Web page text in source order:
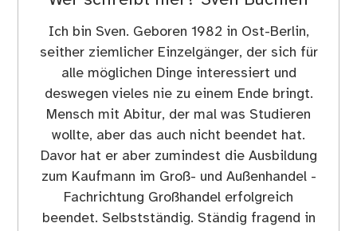
Ich bin Sven. Geboren 1982 in Ost-Berlin,
seither ziemlicher Einzelgänger, der sich für
alle möglichen Dinge interessiert und
deswegen vieles nie zu einem Ende bringt.
Mensch mit Abitur, der mal was Studieren
wollte, aber das auch nicht beendet hat.
Davor hat er aber zumindest die Ausbildung
zum Kaufmann im Groß- und Außenhandel -
Fachrichtung Großhandel erfolgreich
beendet. Selbstständig. Ständig fragend in